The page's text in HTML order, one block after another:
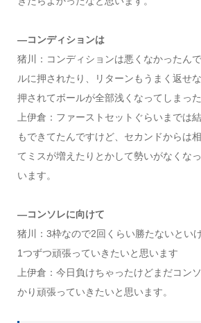
―コンディションは
猪川：コンディションは悪くなかったん
ルに押されたり、リターンもうまく返せ
押されてボールが全部浅くなってしまった
上伊倉：ファーストセットぐらいまでは
もできてたんですけど、セカンドからは
てミスが増えたりとかして勢いがなくな
います。
―コンソレに向けて
猪川：3枠なので2回くらい勝たないとい
1つずつ頑張っていきたいと思います
上伊倉：今日負けちゃったけどまだコン
かり頑張っていきたいと思います。